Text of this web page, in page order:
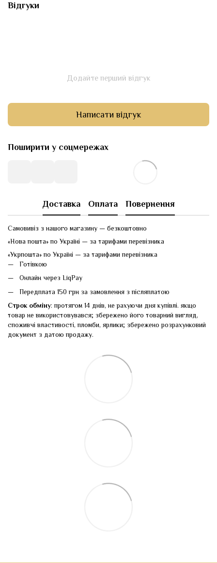
Відгуки
Додайте перший відгук
Написати відгук
Поширити у соцмережах
Доставка Оплата Повернення
Самовивіз з нашого магазину — безкоштовно
«Нова пошта» по Україні — за тарифами перевізника
«Укрпошта» по Україні — за тарифами перевізника
Готівкою
Онлайн через LiqPay
Передплата 150 грн за замовлення з післяплатою
Строк обміну: протягом 14 днів, не рахуючи дня купівлі. якщо
товар не використовувався; збережено його товарний вигляд,
споживчі властивості, пломби, ярлики; збережено розрахунковий
документ з датою продажу.